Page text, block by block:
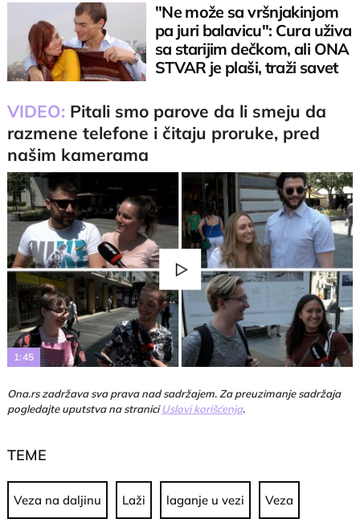
"Ne može sa vršnjakinjom
pa juri balavicu": Cura uživa
sa starijim dečkom, ali ONA
STVAR je plaši, traži savet
VIDEO: Pitali smo parove da li smeju da
razmene telefone i čitaju proruke, pred
našim kamerama
Play
Video
1:45
Ona.rs zadržava sva prava nad sadržajem. Za preuzimanje sadržaja
pogledajte uputstva na straniciUslovi korišćenja.
TEME
Veza na daljinu Laži laganje u vezi Veza